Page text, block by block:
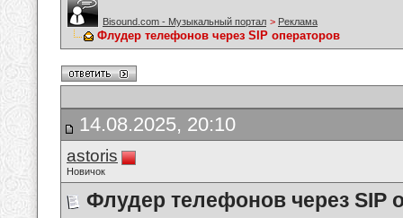
Bisound.com - Музыкальный портал > Реклама
Флудер телефонов через SIP операторов
14.08.2025, 20:10
astoris
Новичок
Флудер телефонов через SIP